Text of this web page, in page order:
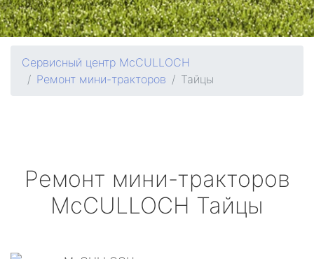
Сервисный центр McCULLOCH
Ремонт мини-тракторов
Тайцы
Ремонт мини-тракторов
McCULLOCH Тайцы